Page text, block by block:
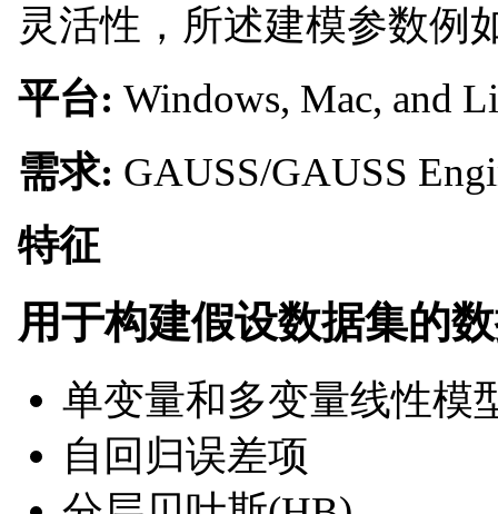
灵活性，所述建模参数例
平台: Windows, Mac, and
需求: GAUSS/GAUSS
特征
用于构建假设数据集的
单变量和多变量线性模
自回归误差项